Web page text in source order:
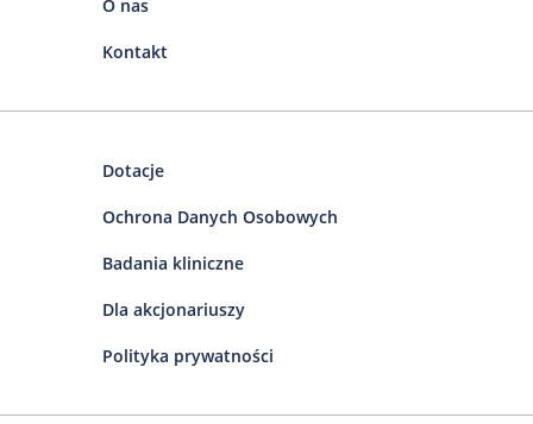
O nas
Kontakt
Dotacje
Ochrona Danych Osobowych
Badania kliniczne
Dla akcjonariuszy
Polityka prywatności